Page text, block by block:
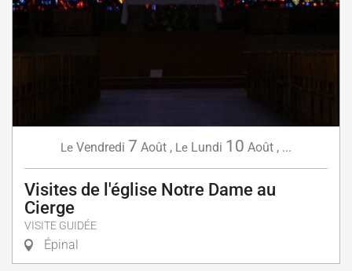
Le Vendredi 7 Août , Le Lundi 10 Août , ...
Visites de l'église Notre Dame au
Cierge
VISITE GUIDÉE
Épinal